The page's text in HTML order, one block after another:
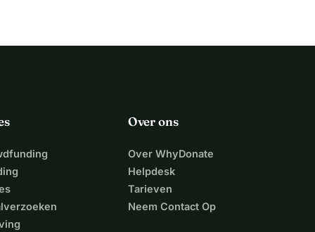
Over ons
Over WhyDonate
Helpdesk
Tarieven
Neem Contact Op